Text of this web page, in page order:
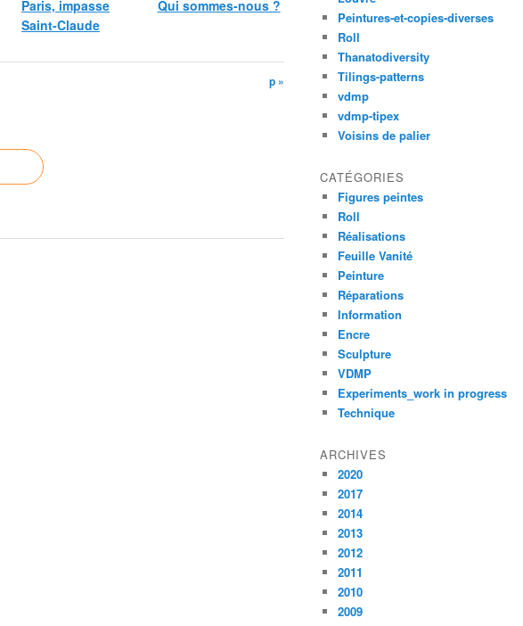
Paris, impasse
Saint-Claude
Qui sommes-nous ?
p »
Peintures-et-copies-diverses
Roll
Thanatodiversity
Tilings-patterns
vdmp
vdmp-tipex
Voisins de palier
CATÉGORIES
Figures peintes
Roll
Réalisations
Feuille Vanité
Peinture
Réparations
Information
Encre
Sculpture
VDMP
Experiments_work in progress
Technique
ARCHIVES
2020
2017
2014
2013
2012
2011
2010
2009